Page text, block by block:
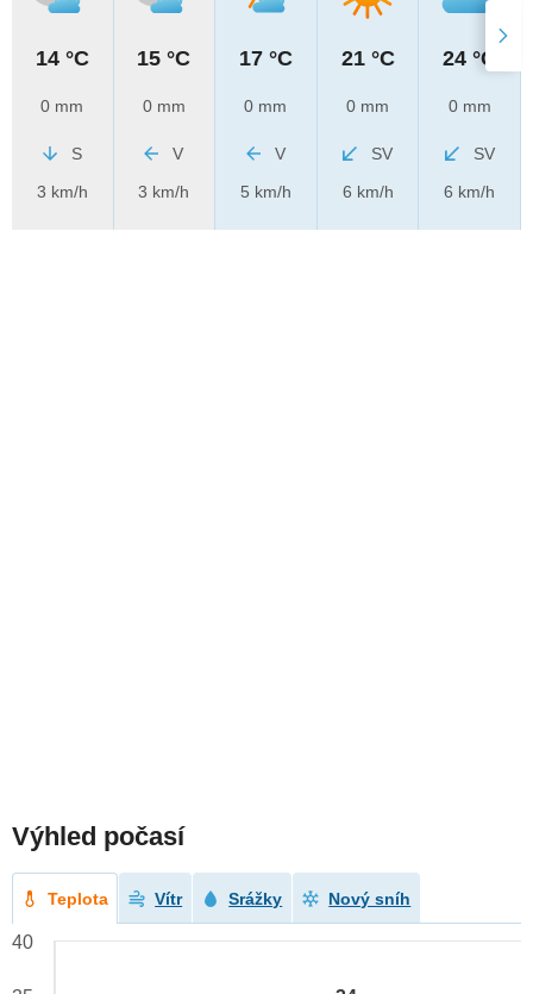
14 °C
0 mm
S
3 km/h
15 °C
0 mm
V
3 km/h
17 °C
0 mm
V
5 km/h
21 °C
0 mm
SV
6 km/h
24 °C
0 mm
SV
6 km/h
Výhled počasí
Teplota Vítr Srážky Nový sníh
40